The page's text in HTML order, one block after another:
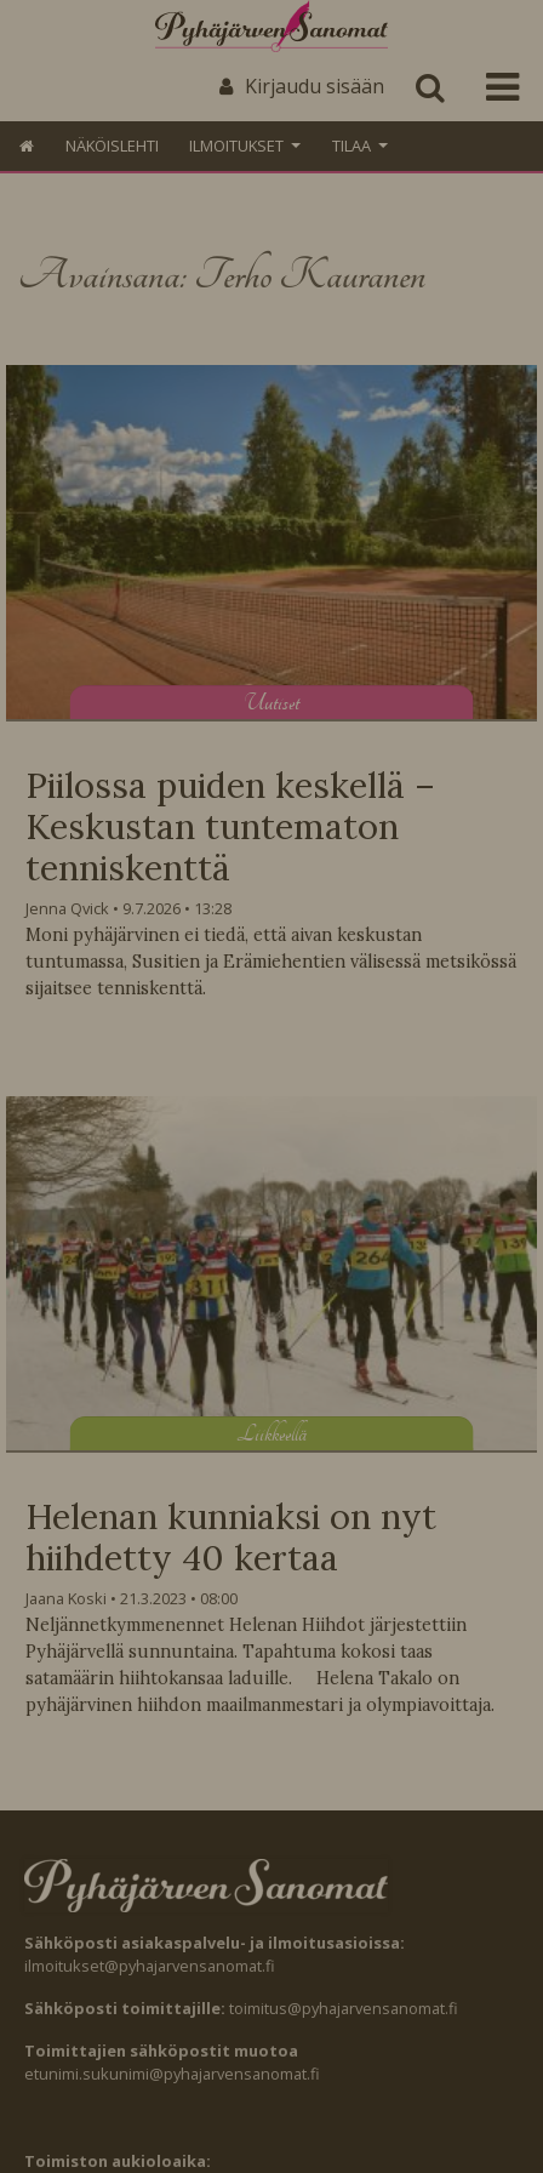
Kirjaudu sisään
NÄKÖISLEHTI ILMOITUKSET TILAA
Avainsana: Terho Kauranen
Uutiset
Piilossa puiden keskellä –
Keskustan tuntematon
tenniskenttä
Jenna Qvick 9.7.2026
13:28
Moni pyhäjärvinen ei tiedä, että aivan keskustan
tuntumassa, Susitien ja Erämiehentien välisessä metsikössä
sijaitsee tenniskenttä.
Liikkeellä
Helenan kunniaksi on nyt
hiihdetty 40 kertaa
Jaana Koski 21.3.2023
08:00
Neljännetkymmenennet Helenan Hiihdot järjestettiin
Pyhäjärvellä sunnuntaina. Tapahtuma kokosi taas
satamäärin hiihtokansaa laduille. Helena Takalo on
pyhäjärvinen hiihdon maailmanmestari ja olympiavoittaja.
Sähköposti asiakaspalvelu- ja ilmoitusasioissa:
ilmoitukset@pyhajarvensanomat.fi
Sähköposti toimittajille: toimitus@pyhajarvensanomat.fi
Toimittajien sähköpostit muotoa
etunimi.sukunimi@pyhajarvensanomat.fi
Toimiston aukioloaika: